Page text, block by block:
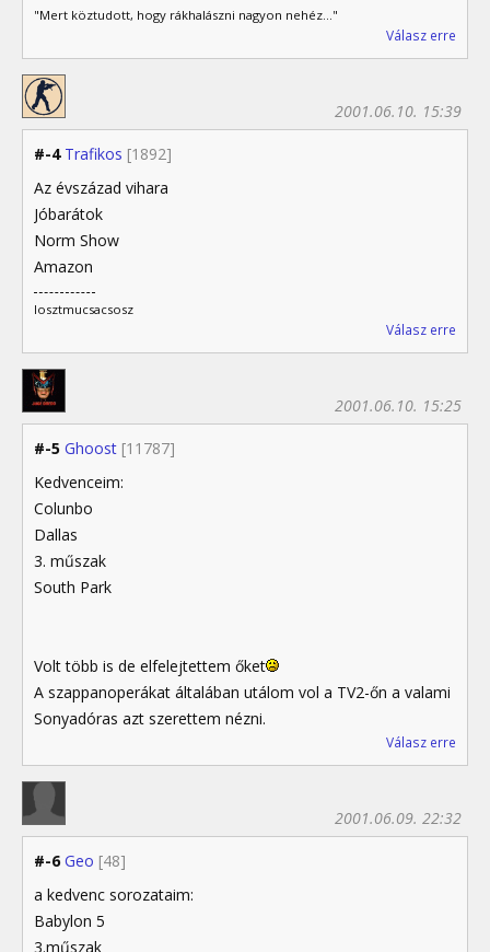
"Mert köztudott, hogy rákhalászni nagyon nehéz..."
Válasz erre
#-4 Trafikos [1892]
2001.06.10. 15:39
Az évszázad vihara
Jóbarátok
Norm Show
Amazon
losztmucsacsosz
Válasz erre
#-5 Ghoost [11787]
2001.06.10. 15:25
Kedvenceim:
Colunbo
Dallas
3. műszak
South Park
Volt több is de elfelejtettem őket
A szappanoperákat általában utálom vol a TV2-őn a valami
Sonyadóras azt szerettem nézni.
Válasz erre
#-6 Geo [48]
2001.06.09. 22:32
a kedvenc sorozataim:
Babylon 5
3.műszak